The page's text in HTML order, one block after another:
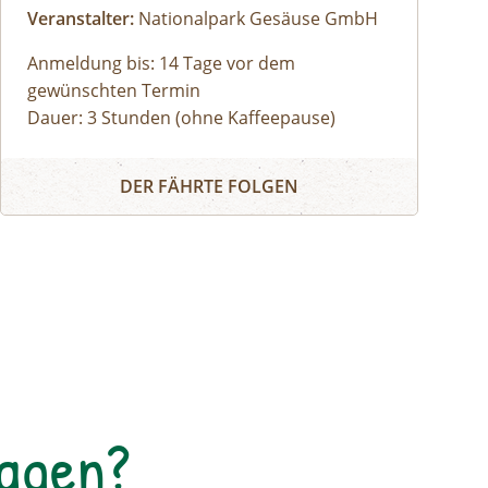
Veranstalter: Nationalpark Gesäuse GmbH
Anmeldung bis: 14 Tage vor dem
gewünschten Termin
Dauer: 3 Stunden (ohne Kaffeepause)
Gesäuse mit Nationalpark Ranger:in – wilde
Natur und besondere Orte.
Panoramarundfahrt im Nationalpark Gesäuse
DER FÄHRTE FOLGEN